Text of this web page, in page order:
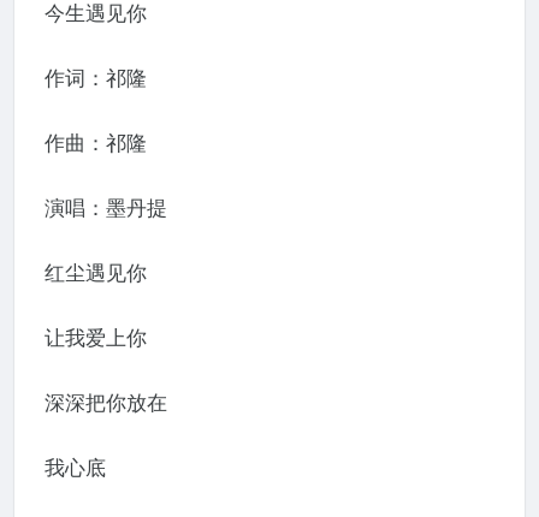
今生遇见你
作词：祁隆
作曲：祁隆
演唱：墨丹提
红尘遇见你
让我爱上你
深深把你放在
我心底